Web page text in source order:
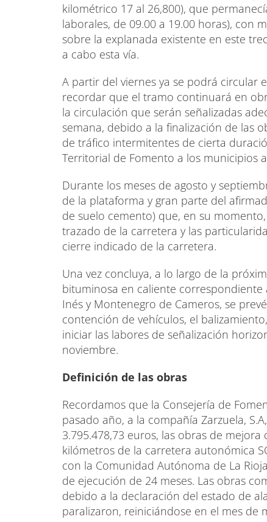
kilométrico 17 al 26,800), que
laborales, de 09.00 a 19.00 horas), con
sobre la explanada existente en este
a cabo esta vía.
A partir del viernes ya se podrá circular
recordar que el tramo continuará en
la circulación que serán señalizadas
semana, debido a la finalización de las
de tráfico intermitentes de cierta
Territorial de Fomento a los municipios
Durante los meses de agosto y
de la plataforma y gran parte del
de suelo cemento) que, en su
trazado de la carretera y las
cierre indicado de la carretera.
Una vez concluya, a lo largo de la
bituminosa en caliente
Inés y Montenegro de Cameros, se
contención de vehículos, el
iniciar las labores de señalización
noviembre.
Definición de las obras
Recordamos que la Consejería de
pasado año, a la compañía Zarzuela,
3.795.478,73 euros, las obras de
kilómetros de la carretera autonómica
con la Comunidad Autónoma de La
de ejecución de 24 meses. Las obras
debido a la declaración del estado de
paralizaron, reiniciándose en el mes de